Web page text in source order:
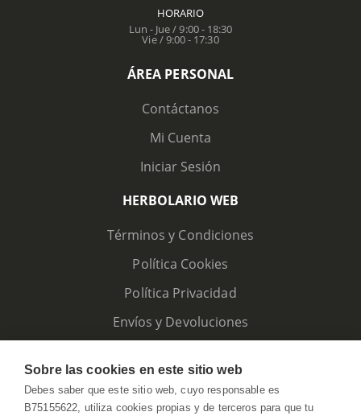
HORARIO
Lun - Jue / 9:00 - 18:30
Vie / 9:00 - 17:30
ÁREA PERSONAL
Contáctanos
Mi Cuenta
Iniciar Sesión
HERBOLARIO WEB
Términos y Condiciones
Política Cookies
Política Privacidad
Envíos y Devoluciones
Sobre las cookies en este sitio web
Debes saber que este sitio web, cuyo responsable es
B75155622, utiliza cookies propias y de terceros para que tu